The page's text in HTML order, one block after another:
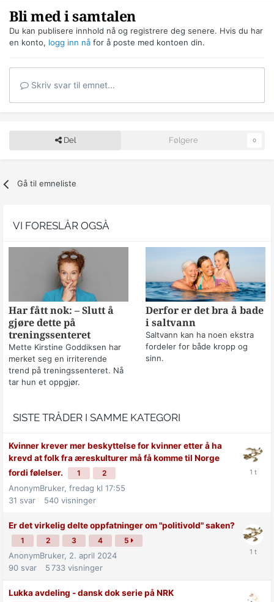
Bli med i samtalen
Du kan publisere innhold nå og registrere deg senere. Hvis du har
en konto, logg inn nå for å poste med kontoen din.
Skriv svar til emnet...
Del Følgere 0
Gå til emneliste
VI FORESLÅR OGSÅ
Har fått nok: – Slutt å
gjøre dette på
treningssenteret
Mette Kirstine Goddiksen har
merket seg en irriterende
trend på treningssenteret. Nå
tar hun et oppgjør.
Derfor er det bra å bade
i saltvann
Saltvann kan ha noen ekstra
fordeler for både kropp og
sinn.
SISTE TRÅDER I SAMME KATEGORI
Kvinner krever mer beskyttelse for kvinner etter å ha
krevd at folk fra æreskulturer må få komme til Norge
fordi følelser.
1 2
AnonymBruker, fredag kl 17:55
31 svar 540 visninger
Er det virkelig delte oppfatninger om "politivold" saken?
1 2 3 4 5
AnonymBruker, 2. april 2024
90 svar 5 733 visninger
Lukka avdeling - dansk dok serie på NRK